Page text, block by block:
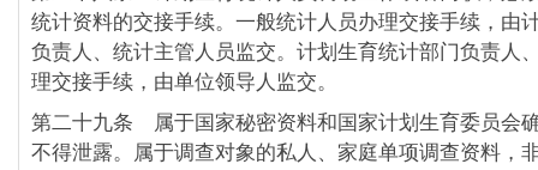
统计资料的交接手续。一般统计人员办理交接手续，由
负责人、统计主管人员监交。计划生育统计部门负责人
理交接手续，由单位领导人监交。
第二十九条 属于国家秘密资料和国家计划生育委员会
不得泄露。属于调查对象的私人、家庭单项调查资料，